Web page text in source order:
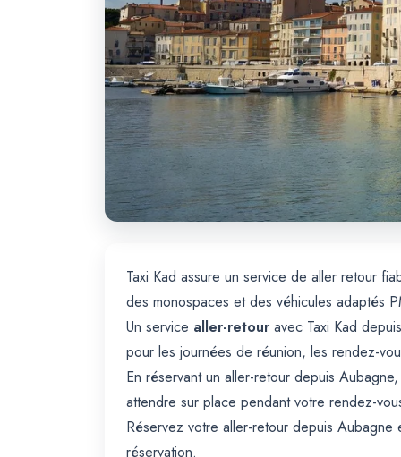
Taxi Kad assure un service de aller retour
des monospaces et des véhicules adaptés
Un service aller-retour avec Taxi Kad
pour les journées de réunion, les rendez-
En réservant un aller-retour depuis
attendre sur place pendant votre rendez-
Réservez votre aller-retour depuis
réservation.